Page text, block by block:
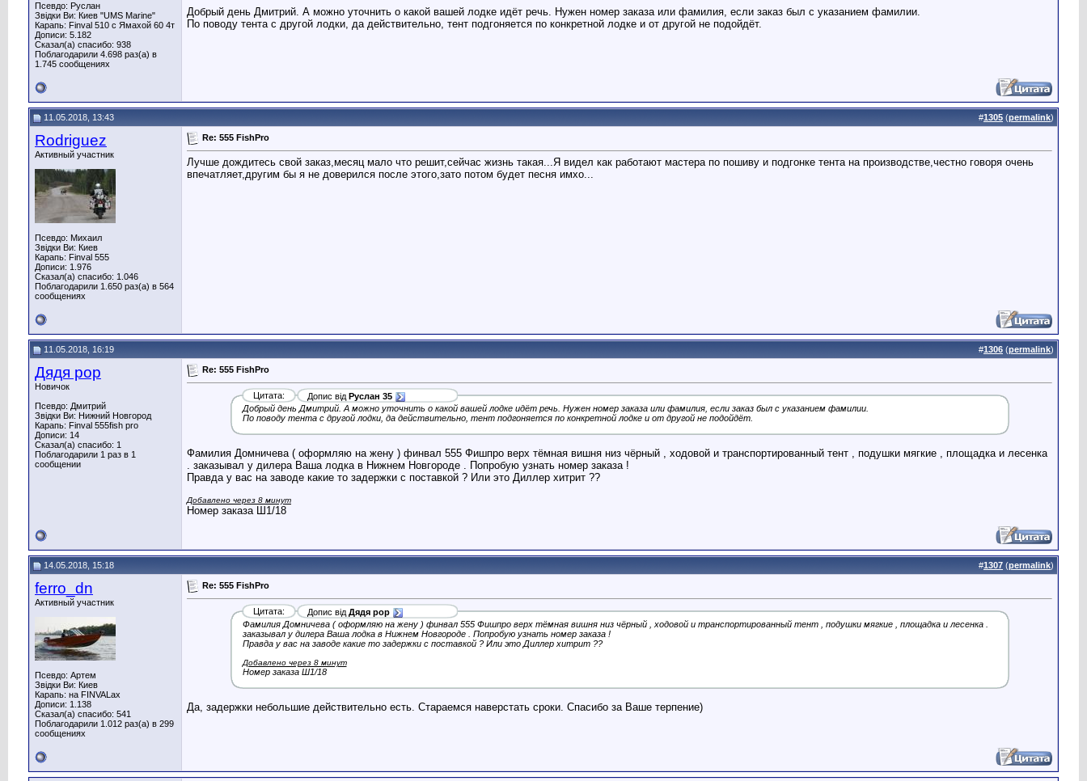
Псевдо: Руслан
Звідки Ви: Киев "UMS Marine"
Карапь: Finval 510 с Ямахой 60 4т
Дописи: 5.182
Сказал(а) спасибо: 938
Поблагодарили 4.698 раз(а) в
1.745 сообщениях
Добрый день Дмитрий. А можно уточнить о какой вашей лодке идёт речь. Нужен номер заказа или фамилия, если заказ был с указанием фамилии.
По поводу тента с другой лодки, да действительно, тент подгоняется по конкретной лодке и от другой не подойдёт.
11.05.2018, 13:43 #1305 (permalink)
Rodriguez
Активный участник
Псевдо: Михаил
Звідки Ви: Киев
Карапь: Finval 555
Дописи: 1.976
Сказал(а) спасибо: 1.046
Поблагодарили 1.650 раз(а) в 564
сообщениях
Re: 555 FishPro
Лучше дождитесь свой заказ,месяц мало что решит,сейчас жизнь такая...Я видел как работают мастера по пошиву и подгонке тента на производстве,честно говоря очень
впечатляет,другим бы я не доверился после этого,зато потом будет песня имхо...
11.05.2018, 16:19 #1306 (permalink)
Дядя рор
Новичок
Псевдо: Дмитрий
Звідки Ви: Нижний Новгород
Карапь: Finval 555fish pro
Дописи: 14
Сказал(а) спасибо: 1
Поблагодарили 1 раз в 1
сообщении
Re: 555 FishPro
Цитата: Допис від Руслан 35
Добрый день Дмитрий. А можно уточнить о какой вашей лодке идёт речь. Нужен номер заказа или фамилия, если заказ был с указанием фамилии.
По поводу тента с другой лодки, да действительно, тент подгоняется по конкретной лодке и от другой не подойдёт.
Фамилия Домничева ( оформляю на жену ) финвал 555 Фишпро верх тёмная вишня низ чёрный , ходовой и транспортированный тент , подушки мягкие , площадка и лесенка
. заказывал у дилера Ваша лодка в Нижнем Новгороде . Попробую узнать номер заказа !
Правда у вас на заводе какие то задержки с поставкой ? Или это Диллер хитрит ??
Добавлено через 8 минут
Номер заказа Ш1/18
14.05.2018, 15:18 #1307 (permalink)
ferro_dn
Активный участник
Псевдо: Артем
Звідки Ви: Киев
Карапь: на FINVALах
Дописи: 1.138
Сказал(а) спасибо: 541
Поблагодарили 1.012 раз(а) в 299
сообщениях
Re: 555 FishPro
Цитата: Допис від Дядя рор
Фамилия Домничева ( оформляю на жену ) финвал 555 Фишпро верх тёмная вишня низ чёрный , ходовой и транспортированный тент , подушки мягкие , площадка и лесенка .
заказывал у дилера Ваша лодка в Нижнем Новгороде . Попробую узнать номер заказа !
Правда у вас на заводе какие то задержки с поставкой ? Или это Диллер хитрит ??
Добавлено через 8 минут
Номер заказа Ш1/18
Да, задержки небольшие действительно есть. Стараемся наверстать сроки. Спасибо за Ваше терпение)